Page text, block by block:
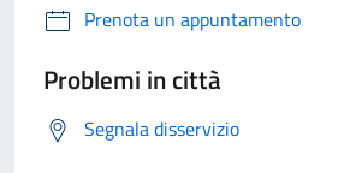
Prenota un appuntamento
Problemi in città
Segnala disservizio